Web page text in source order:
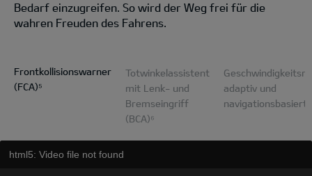
Bedarf einzugreifen. So wird der Weg frei für die
wahren Freuden des Fahrens.
Frontkollisionswarner
(FCA)⁵
Totwinkelassistent
mit Lenk- und
Bremseingriff
(BCA)⁶
adaptiv und
navigationsbasiert
html5: Video file not found